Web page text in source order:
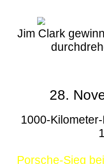
Jim Clark
28.
1000-
Porsche-Sieg